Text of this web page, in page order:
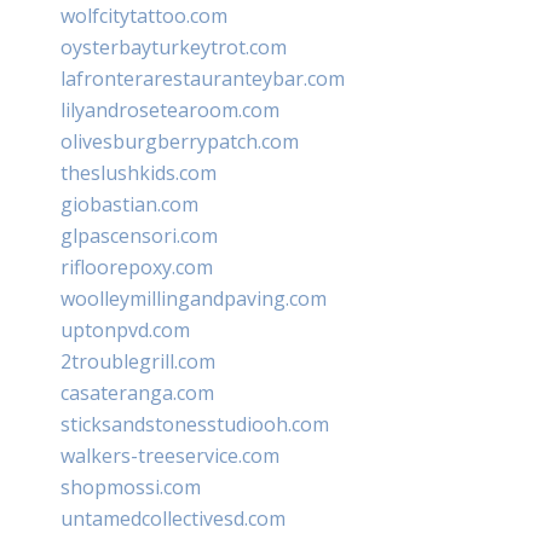
wolfcitytattoo.com
oysterbayturkeytrot.com
lafronterarestauranteybar.com
lilyandrosetearoom.com
olivesburgberrypatch.com
theslushkids.com
giobastian.com
glpascensori.com
rifloorepoxy.com
woolleymillingandpaving.com
uptonpvd.com
2troublegrill.com
casateranga.com
sticksandstonesstudiooh.com
walkers-treeservice.com
shopmossi.com
untamedcollectivesd.com